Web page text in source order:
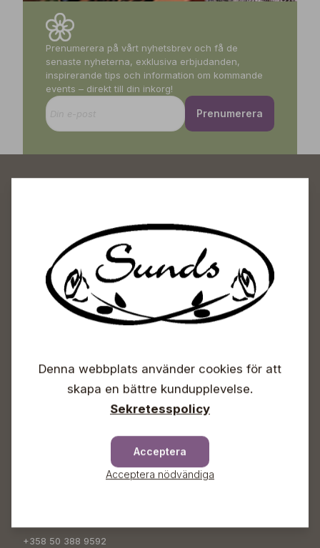
Prenumerera på vårt nyhetsbrev och få de
senaste nyheterna, exklusiva erbjudanden,
inspirerande tips och information om kommande
events – direkt till din inkorg!
Prenumerera
Sunds Trädgårdscenter
Öppet
Vardagar 09-18
Info & växel
+358 50 388 9592
+358 50 388 9592
Denna webbplats använder cookies för att
skapa en bättre kundupplevelse.
Sekretesspolicy
Acceptera
Acceptera nödvändiga